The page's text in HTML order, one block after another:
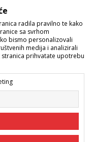
proizvoda, prikazu slika i
su dio naše ponude i ne
Raspoloživost robe
radila pravilno te kako
sa svrhom
bismo personalizovali
medija i analizirali
prihvatate upotrebu